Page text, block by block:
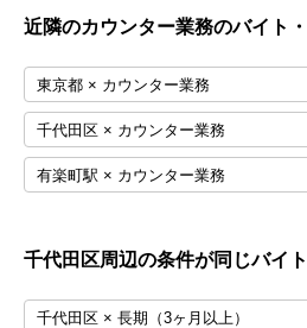
近隣のカウンター業務のバイト
東京都 × カウンター業務
千代田区 × カウンター業務
有楽町駅 × カウンター業務
千代田区周辺の条件が同じバイ
千代田区 × 長期（3ヶ月以上）